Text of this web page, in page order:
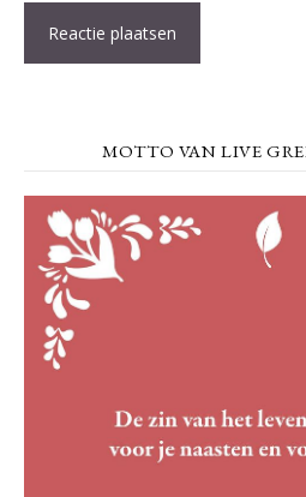
MOTTO VAN LIVE